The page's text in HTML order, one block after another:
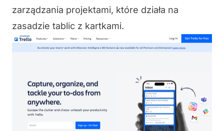
zarządzania projektami, które działa na
zasadzie tablic z kartkami.